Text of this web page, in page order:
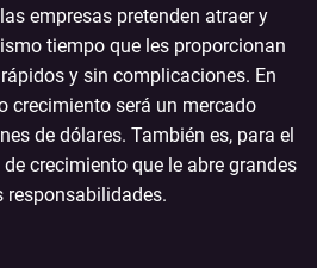
empresas pretenden atraer y
tiempo que les proporcionan
y sin complicaciones. En
crecimiento será un mercado
de dólares. También es, para el
crecimiento que le abre grandes